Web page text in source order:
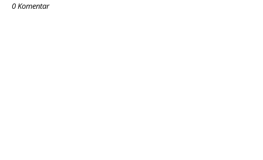
0 Komentar